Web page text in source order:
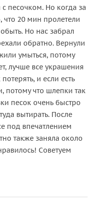
с песочком. Но когда за
что 20 мин пролетели
Но нас забрал
обратно. Вернули
умыться, потому
лучше все украшения
и если есть
потому что шлепки так
песок очень быстро
вытирать. После
под впечатлением
также заняла около
Советуем